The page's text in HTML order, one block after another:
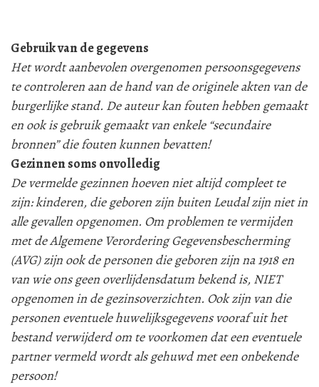
Gebruik van de gegevens
Het wordt aanbevolen overgenomen persoonsgegevens
te controleren aan de hand van de originele akten van de
burgerlijke stand. De auteur kan fouten hebben gemaakt
en ook is gebruik gemaakt van enkele “secundaire
bronnen” die fouten kunnen bevatten!
Gezinnen soms onvolledig
De vermelde gezinnen hoeven niet altijd compleet te
zijn: kinderen, die geboren zijn buiten Leudal zijn niet in
alle gevallen opgenomen. Om problemen te vermijden
met de Algemene Verordering Gegevensbescherming
(AVG) zijn ook de personen die geboren zijn na 1918 en
van wie ons geen overlijdensdatum bekend is, NIET
opgenomen in de gezinsoverzichten. Ook zijn van die
personen eventuele huwelijksgegevens vooraf uit het
bestand verwijderd om te voorkomen dat een eventuele
partner vermeld wordt als gehuwd met een onbekende
persoon!